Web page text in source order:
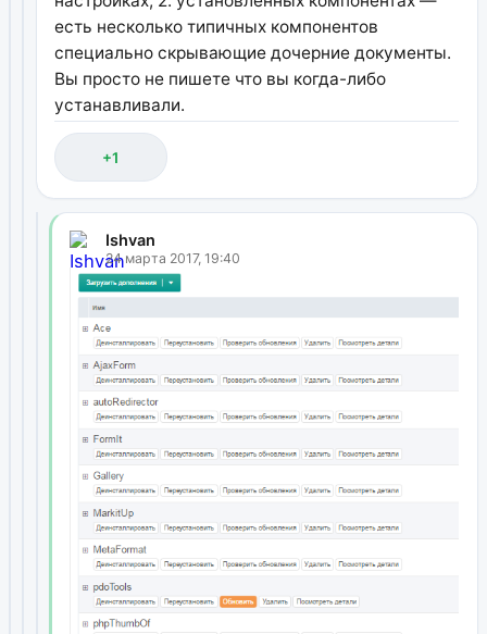
есть несколько типичных компонентов
специально скрывающие дочерние документы.
Вы просто не пишете что вы когда-либо
устанавливали.
+1
Ishvan
24 марта 2017, 19:40